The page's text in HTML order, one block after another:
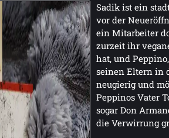
Sadik ist ein
vor der
ein Mitarbeiter
zurzeit ihr
hat, und
seinen Eltern in
neugierig und
Peppinos Vater
sogar Don
die Verwirrung